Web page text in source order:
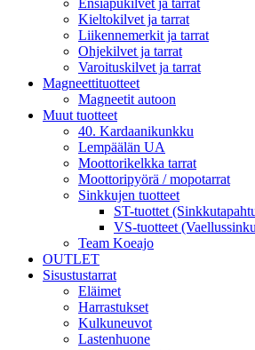
Kieltokilvet ja tarrat
Liikennemerkit ja tarrat
Ohjekilvet ja tarrat
Varoituskilvet ja tarrat
Magneettituotteet
Magneetit autoon
Muut tuotteet
40. Kardaanikunkku
Lempäälän UA
Moottorikelkka tarrat
Moottoripyörä / mopotarrat
Sinkkujen tuotteet
ST-tuottet
VS-tuotteet
Team Koeajo
OUTLET
Sisustustarrat
Eläimet
Harrastukset
Kulkuneuvot
Lastenhuone